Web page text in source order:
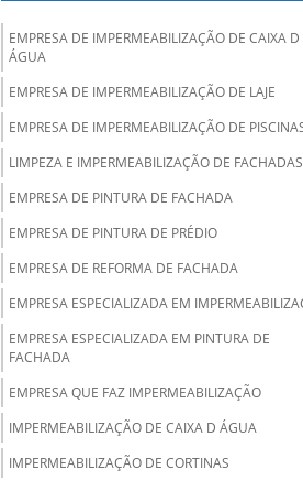
EMPRESA DE IMPERMEABILIZAÇÃO DE CAIXA D
ÁGUA
EMPRESA DE IMPERMEABILIZAÇÃO DE LAJE
EMPRESA DE IMPERMEABILIZAÇÃO DE
LIMPEZA E IMPERMEABILIZAÇÃO DE FACHADAS
EMPRESA DE PINTURA DE FACHADA
EMPRESA DE PINTURA DE PRÉDIO
EMPRESA DE REFORMA DE FACHADA
EMPRESA ESPECIALIZADA EM
EMPRESA ESPECIALIZADA EM PINTURA DE
FACHADA
EMPRESA QUE FAZ IMPERMEABILIZAÇÃO
IMPERMEABILIZAÇÃO DE CAIXA D ÁGUA
IMPERMEABILIZAÇÃO DE CORTINAS